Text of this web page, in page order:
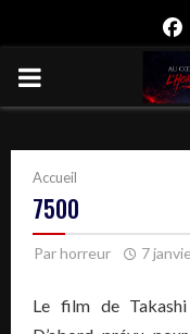
PRIMARY
Accueil
7500
Parhorreur 7
Le film de